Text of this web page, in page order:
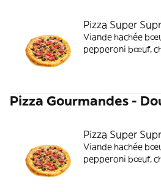
Pizza Super
Viande hachée
pepperoni bœuf,
Pizza Gourmandes -
Pizza Super
Viande hachée
pepperoni bœuf,